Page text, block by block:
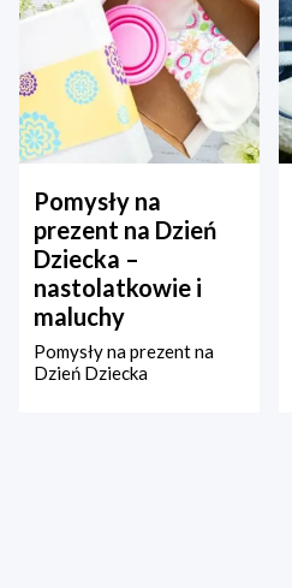
Pomysły na
prezent na Dzień
Dziecka –
nastolatkowie i
maluchy
Pomysły na prezent na
Dzień Dziecka